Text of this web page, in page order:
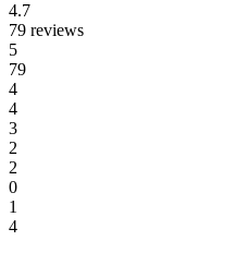
4.7
79 reviews
5
79
4
4
3
2
2
0
1
4